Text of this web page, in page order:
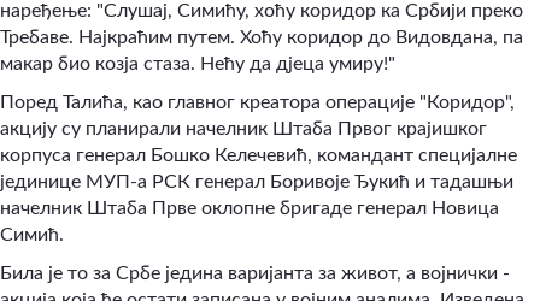
наређење: "Слушај, Симићу, хоћу коридор ка Србији преко
Требаве. Најкраћим путем. Хоћу коридор до Видовдана, па
макар био козја стаза. Нећу да дјеца умиру!"
Поред Талића, као главног креатора операције "Коридор",
акцију су планирали начелник Штаба Првог крајишког
корпуса генерал Бошко Келечевић, командант специјалне
јединице МУП-а РСК генерал Боривоје Ђукић и тадашњи
начелник Штаба Прве оклопне бригаде генерал Новица
Симић.
Била је то за Србе једина варијанта за живот, а војнички -